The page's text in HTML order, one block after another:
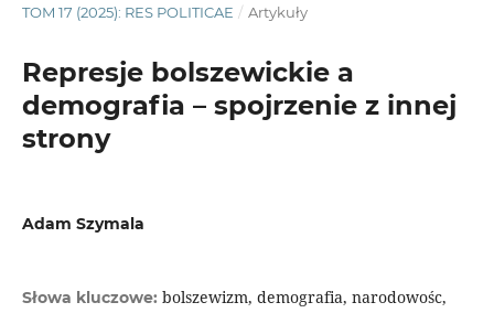
TOM 17 (2025): RES POLITICAE / Artykuły
Represje bolszewickie a
demografia – spojrzenie z innej
strony
Adam Szymala
Słowa kluczowe: bolszewizm, demografia, narodowośc,